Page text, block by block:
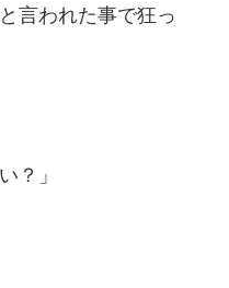
言われた事で狂っ
？」